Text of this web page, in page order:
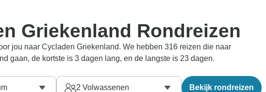
Griekenland Rondreizen
jou naar Cycladen Griekenland. We hebben 316 reizen die naar
gaan, de kortste is 3 dagen lang, en de langste is 23 dagen.
2 Volwassenen Bekijk rondreizen